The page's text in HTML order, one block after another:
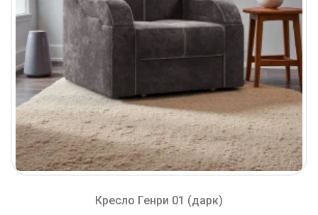
Кресло Генри 01 (дарк)